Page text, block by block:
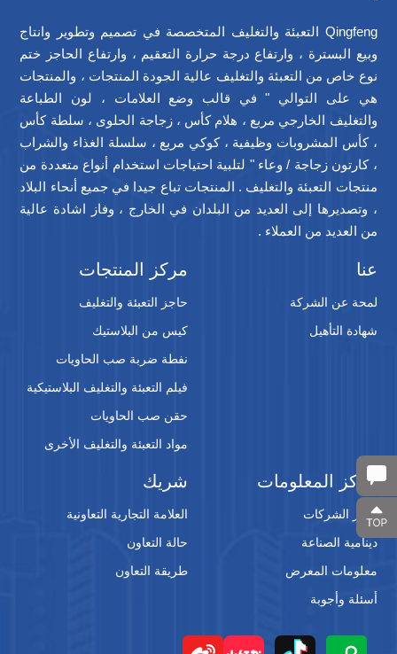
Qingfeng التعبئة والتغليف المتخصصة في تصميم وتطوير وانتاج
وبيع البسترة ، وارتفاع درجة حرارة التعقيم ، وارتفاع الحاجز ختم
نوع خاص من التعبئة والتغليف عالية الجودة المنتجات ، والمنتجات
هي على التوالي " في قالب وضع العلامات ، لون الطباعة
والتغليف الخارجي مربع ، هلام كأس ، زجاجة الحلوى ، سلطة كأس
، كأس المشروبات وظيفية ، كوكي مربع ، سلسلة الغذاء والشراب
، كارتون زجاجة / وعاء " لتلبية احتياجات استخدام أنواع متعددة من
منتجات التعبئة والتغليف . المنتجات تباع جيدا في جميع أنحاء البلاد
، وتصديرها إلى العديد من البلدان في الخارج ، وفاز اشادة عالية
من العديد من العملاء .
عنا
لمحة عن الشركة
شهادة التأهيل
مركز المنتجات
حاجز التعبئة والتغليف
كيس من البلاستيك
نفطة ضربة صب الحاويات
فيلم التعبئة والتغليف البلاستيكية
حقن صب الحاويات
مواد التعبئة والتغليف الأخرى
مركز المعلومات
أخبار الشركات
دينامية الصناعة
معلومات المعرض
أسئلة وأجوبة
شريك
العلامة التجارية التعاونية
حالة التعاون
طريقة التعاون